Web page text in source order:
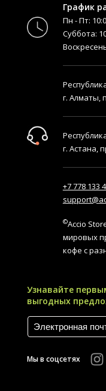
График
Пн - Пт:
Суббота:
г. Алматы,
г. Астана,
+7 778 133
©Accio
мировых
кофе с
Узнавайте
выгодных
Мы в соцсетях